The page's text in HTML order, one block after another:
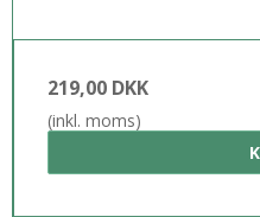
219,00 DKK
(inkl. moms)